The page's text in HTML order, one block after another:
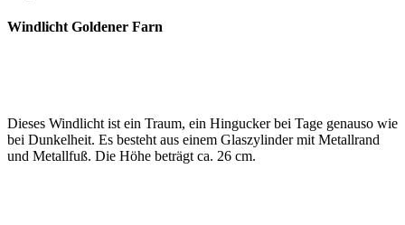
Windlicht Goldener Farn
Dieses Windlicht ist ein Traum, ein Hingucker bei Tage genauso wie
bei Dunkelheit. Es besteht aus einem Glaszylinder mit Metallrand
und Metallfuß. Die Höhe beträgt ca. 26 cm.